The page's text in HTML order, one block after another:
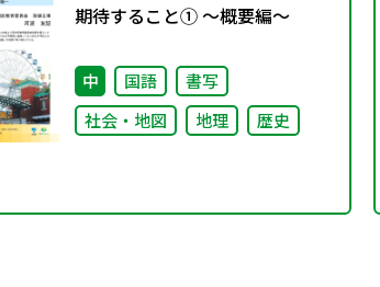
期待すること① ～概要編～
中 国語
書写
社会・地図
地理 歴史